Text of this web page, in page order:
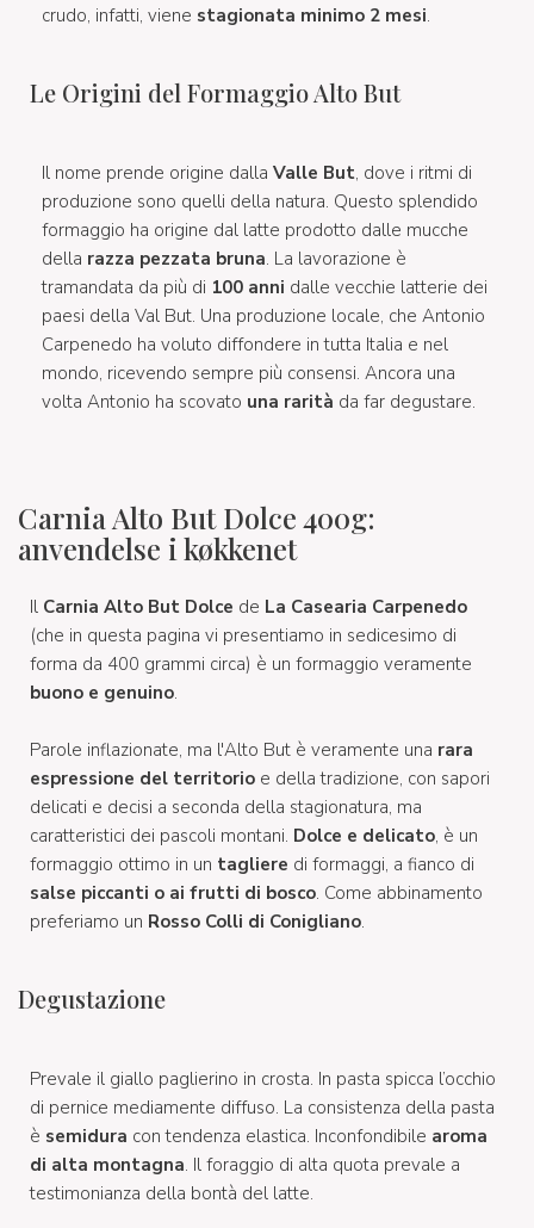
crudo, infatti, viene stagionata minimo 2 mesi.
Le Origini del Formaggio Alto But
Il nome prende origine dalla Valle But, dove i ritmi di
produzione sono quelli della natura. Questo splendido
formaggio ha origine dal latte prodotto dalle mucche
della razza pezzata bruna. La lavorazione è
tramandata da più di 100 anni dalle vecchie latterie dei
paesi della Val But. Una produzione locale, che Antonio
Carpenedo ha voluto diffondere in tutta Italia e nel
mondo, ricevendo sempre più consensi. Ancora una
volta Antonio ha scovato una rarità da far degustare.
Carnia Alto But Dolce 400g:
anvendelse i køkkenet
Il Carnia Alto But Dolce de La Casearia Carpenedo
(che in questa pagina vi presentiamo in sedicesimo di
forma da 400 grammi circa) è un formaggio veramente
buono e genuino.
Parole inflazionate, ma l'Alto But è veramente una rara
espressione del territorio e della tradizione, con sapori
delicati e decisi a seconda della stagionatura, ma
caratteristici dei pascoli montani. Dolce e delicato, è un
formaggio ottimo in un tagliere di formaggi, a fianco di
salse piccanti o ai frutti di bosco. Come abbinamento
preferiamo un Rosso Colli di Conigliano.
Degustazione
Prevale il giallo paglierino in crosta. In pasta spicca l’occhio
di pernice mediamente diffuso. La consistenza della pasta
è semidura con tendenza elastica. Inconfondibile aroma
di alta montagna. Il foraggio di alta quota prevale a
testimonianza della bontà del latte.